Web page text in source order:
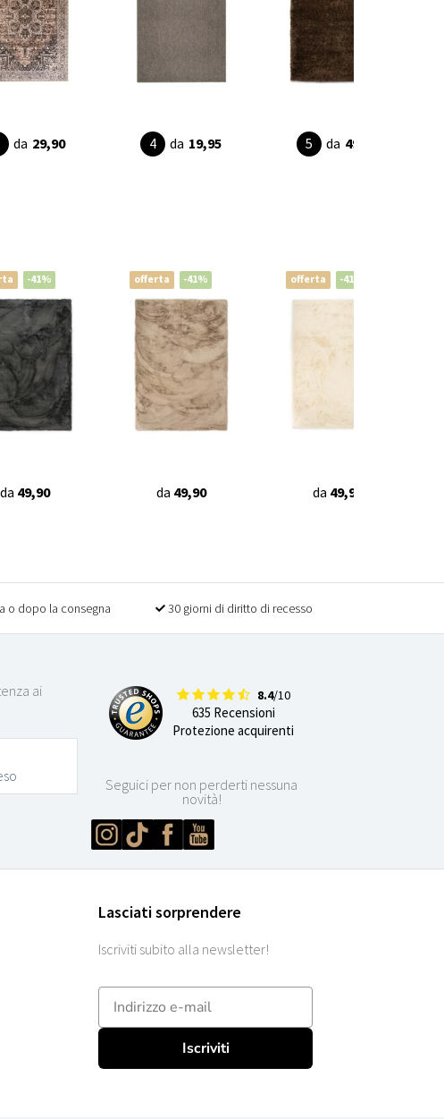
da 29,90 da 19,95 da 49,90
-41%
da 49,90
offerta -41%
da 49,90
offerta -41%
da 49,90
o dopo la consegna 30 giorni di diritto di recesso
ai
8.4/10
635 Recensioni
Protezione acquirenti
Seguici per non perderti nessuna
novità!
Lasciati sorprendere
Iscriviti subito alla newsletter!
E-mailadres
Iscriviti